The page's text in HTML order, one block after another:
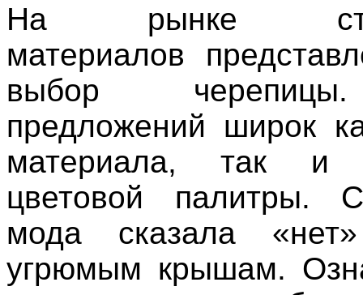
На рынке
материалов
выбор
предложений широк
материала, так
цветовой палитры.
мода сказала
угрюмым крышам.